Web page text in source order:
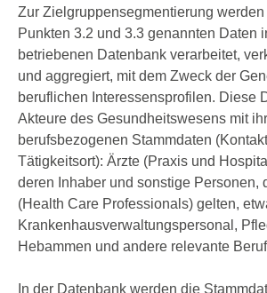
Zur Zielgruppensegmentierung
Punkten 3.2 und 3.3 genannten Daten
betriebenen Datenbank verarbeitet,
und aggregiert, mit dem Zweck der
beruflichen Interessensprofilen. Diese
Akteure des Gesundheitswesens mit
berufsbezogenen Stammdaten
Tätigkeitsort): Ärzte (Praxis und
deren Inhaber und sonstige Personen,
(Health Care Professionals) gelten,
Krankenhausverwaltungspersonal,
Hebammen und andere relevante
In der Datenbank werden die